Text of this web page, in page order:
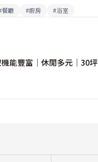
餐廳 #廚房 #浴室
能豐富｜休閒多元｜30坪